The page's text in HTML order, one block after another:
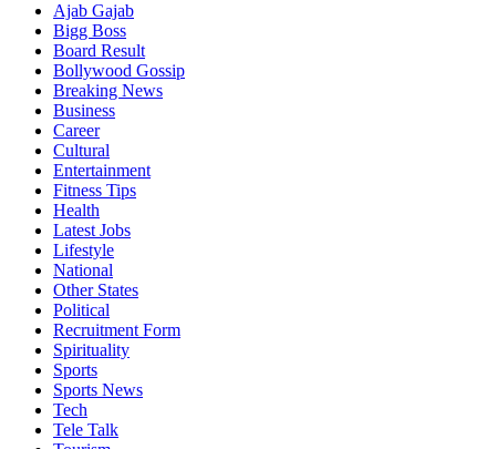
Ajab Gajab
Bigg Boss
Board Result
Bollywood Gossip
Breaking News
Business
Career
Cultural
Entertainment
Fitness Tips
Health
Latest Jobs
Lifestyle
National
Other States
Political
Recruitment Form
Spirituality
Sports
Sports News
Tech
Tele Talk